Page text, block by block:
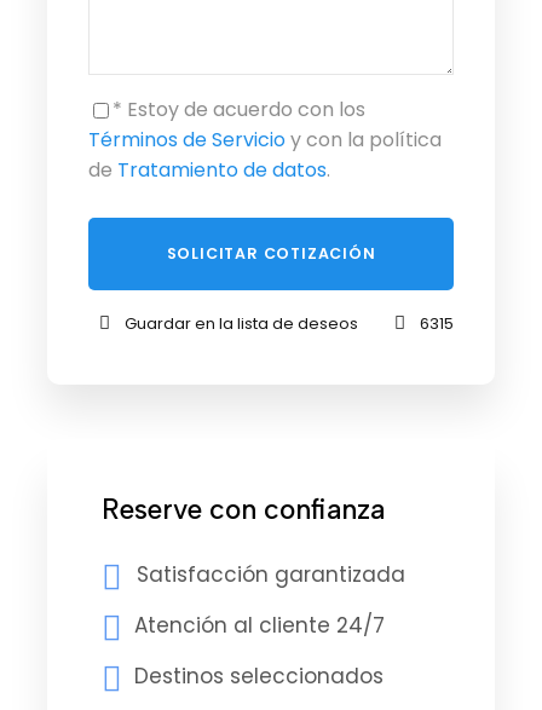
* Estoy de acuerdo con los
Términos de Servicioy con la política
de Tratamiento de datos.
Guardar en la lista de deseos 6315
Reserve con confianza
Satisfacción garantizada
Atención al cliente 24/7
Destinos seleccionados